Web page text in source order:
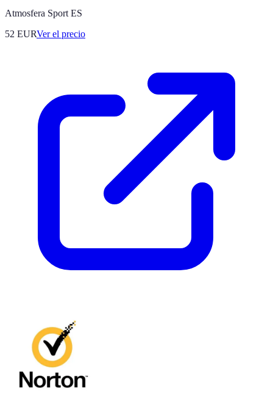
Atmosfera Sport ES
52 EURVer el precio